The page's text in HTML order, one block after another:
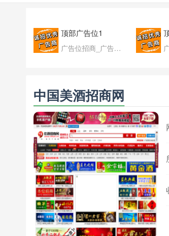
顶部广告位1
广告位招商_广告位待售
中国美酒招商网